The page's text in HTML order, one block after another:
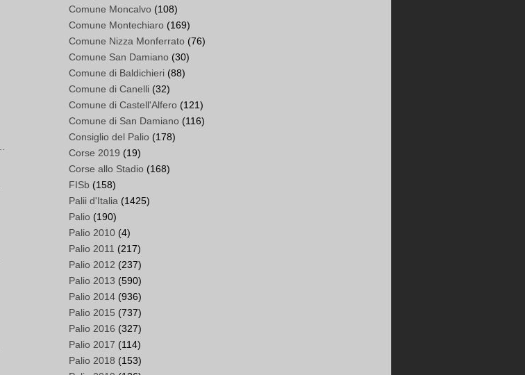
Comune Moncalvo (108)
Comune Montechiaro (169)
Comune Nizza Monferrato (76)
Comune San Damiano (30)
Comune di Baldichieri (88)
Comune di Canelli (32)
Comune di Castell'Alfero (121)
Comune di San Damiano (116)
Consiglio del Palio (178)
Corse 2019 (19)
Corse allo Stadio (168)
FISb (158)
Palii d'Italia (1425)
Palio (190)
Palio 2010 (4)
Palio 2011 (217)
Palio 2012 (237)
Palio 2013 (590)
Palio 2014 (936)
Palio 2015 (737)
Palio 2016 (327)
Palio 2017 (114)
Palio 2018 (153)